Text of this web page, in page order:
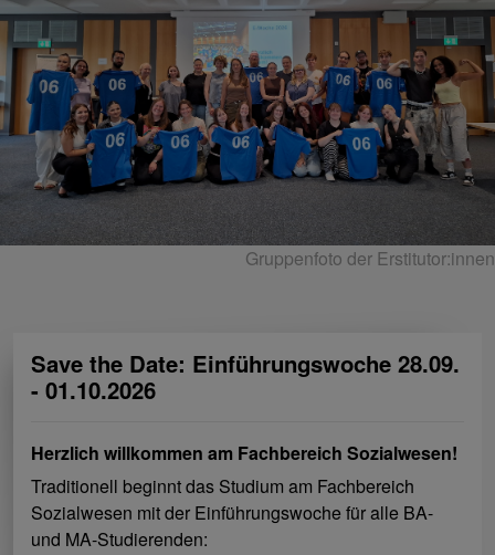
Gruppenfoto der Erstitutor:innen
Save the Date: Einführungswoche 28.09.
- 01.10.2026
Herzlich willkommen am Fachbereich Sozialwesen!
Traditionell beginnt das Studium am Fachbereich
Sozialwesen mit der Einführungswoche für alle BA-
und MA-Studierenden: